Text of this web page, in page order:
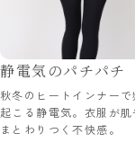
静電気のパチパチ
秋冬のヒートインナーで
起こる静電気。衣服が肌
まとわりつく不快感。